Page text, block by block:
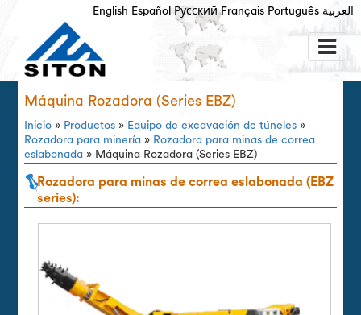
English Español Русский Français Português العربية
Máquina Rozadora (Series EBZ)
Inicio » Productos » Equipo de excavación de túneles »
Rozadora para minería » Rozadora para minas de correa
eslabonada » Máquina Rozadora (Series EBZ)
Rozadora para minas de correa eslabonada (EBZ
series):